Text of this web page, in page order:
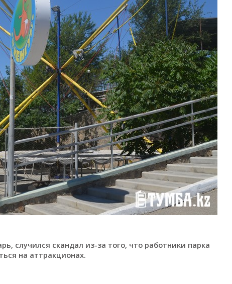
случился скандал из-за того, что работники парка
на аттракционах.